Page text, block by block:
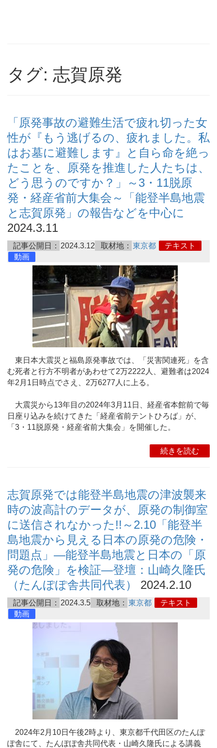
タグ: 志賀原発
「原発事故の避難生活で疲れ切った女
性が『もう逃げるの、疲れました。私
はお墓に避難します』と自ら命を絶っ
たことを、原発を推進した人たちは、
どう思うのですか？」～3・11脱原
発・経産省前大集会～「能登半島地震
と志賀原発」の報告などを中心に
2024.3.11
記事公開日： 2024.3.12 取材地： 東京都
テキスト
動画
東日本大震災と福島原発事故では、「災害関連死」を含
む死者と行方不明者があわせて2万2222人、避難者は2024
年2月1日時点でさえ、2万6277人に上る。
大震災から13年目の2024年3月11日、経産省本館前で毎
日座り込みを続けてきた「経産省前テントひろば」が、
「3・11脱原発・経産省前大集会」を開催した。
続きを読む
志賀原発では能登半島地震の津波襲来
時の波高計のデータが、原発の制御室
に送信されなかった!!～2.10「能登半
島地震から見える日本の原発の危険・
問題点」―能登半島地震と日本の「原
発の危険」を検証―登壇：山崎久隆氏
（たんぽぽ舎共同代表）
2024.2.10
記事公開日： 2024.3.5 取材地： 東京都
テキスト
動画
2024年2月10日午後2時より、東京都千代田区のたんぽ
ぽ舎にて、たんぽぽ舎共同代表・山崎久隆氏による講義